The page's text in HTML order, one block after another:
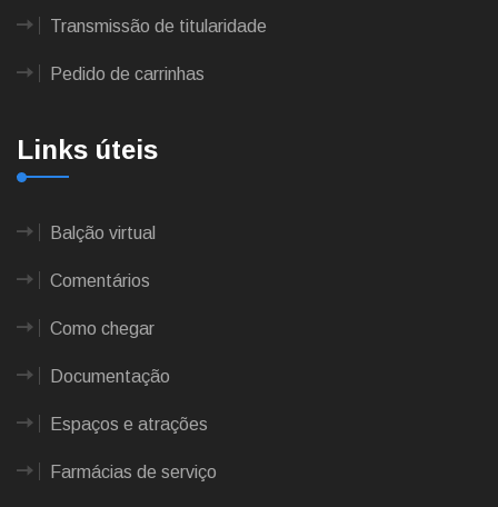
Transmissão de titularidade
Pedido de carrinhas
Links úteis
Balção virtual
Comentários
Como chegar
Documentação
Espaços e atrações
Farmácias de serviço